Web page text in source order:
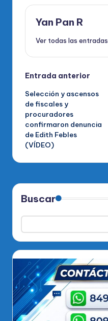
Yan Pan R
Ver todas las entradas
Navegación
de
entradas
Entrada anterior
Selección y ascensos
de fiscales y
procuradores
confirmaron denuncia
de Edith Febles
(VÍDEO)
Buscar